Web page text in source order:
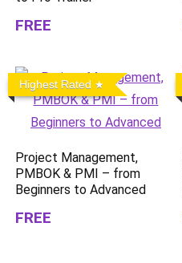
FREE
Highest Rated
Project Management,
PMBOK & PMI – from
Beginners to Advanced
FREE